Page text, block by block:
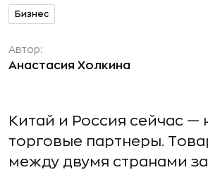
Бизнес
Автор:
Анастасия Холкина
Китай и Россия сейчас
торговые партнеры.
между двумя странами